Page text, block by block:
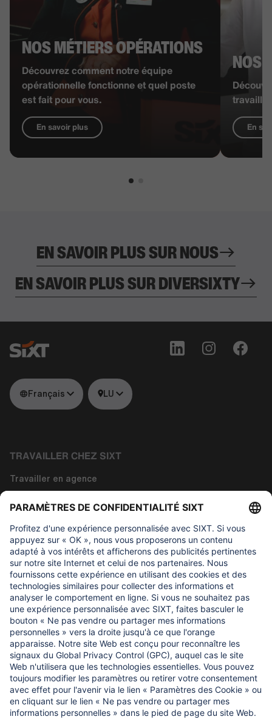
NOS MÉTIERS OPÉRATIONS
Découvrez comment notre équipe
opérationnelle fonctionne et quel poste
est fait pour vous.
En savoir plus
NOS
En
EN SAVOIR PLUS SUR NOUS
EN SAVOIR PLUS SUR DIVERSIXTY
Français LU
TRAVAILLER CHEZ SIXT
Travailler en agence
Travailler dans les fonctions siège
Travailler dans la technologie
À propos de nous
CE QUI NOUS IMPORTONS
Fondation d'aide aux enfants Regine Sixt
NOS PRODUITS
SIXT Rent
SIXT Share
SIXT Ride